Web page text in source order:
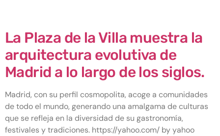
La Plaza de la Villa muestra la
arquitectura evolutiva de
Madrid a lo largo de los siglos.
Madrid, con su perfil cosmopolita, acoge a comunidades
de todo el mundo, generando una amalgama de culturas
que se refleja en la diversidad de su gastronomía,
festivales y tradiciones. https://yahoo.com/ by yahoo